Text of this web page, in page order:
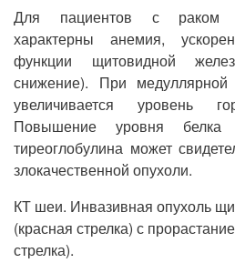
Для пациентов с раком
характерны анемия,
функции щитовидной
снижение). При
увеличивается уровень
Повышение уровня белка
тиреоглобулина может
злокачественной опухоли.
КТ шеи. Инвазивная опухоль
(красная стрелка) с
стрелка).